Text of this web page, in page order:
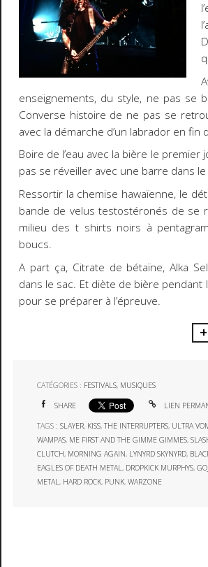
enseignements, du style, ne pas se
Converse histoire de ne pas se
avec la démarche d’un labrador en fin
Boire de l’eau avec la bière le premier
pas se réveiller avec une barre dans
Ressortir la chemise hawaïenne, le
bande de velus testostéronés de se
milieu des t shirts noirs à
boucs.
A part ça, Citrate de bétaïne, Alka
dans le sac. Et diète de bière
pour se préparer à l’épreuve.
CATÉGORIES : FESTIVALS, MUSIQUES
SHARE LIEN
TAGS :SLAYER, KISS,THE INTERRUPTERS, ULTRA
WAMPAS, ME FIRST AND THE GIMME GIMMES,
CLUTCH, MORNING AGAIN, LYNYRD SKYNYRD,
EAGLES OF DEATH METAL , DROPKICK MURPHYS,
METAL , HARD ROCK, PUNK,WARZONE